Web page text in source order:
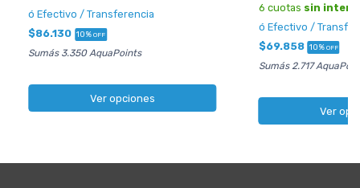
ó Efectivo / Transferencia
$86.130 10% OFF
Sumás 3.350 AquaPoints
Ver opciones
6 cuotas sin
ó Efectivo /
$69.858 10% OFF
Sumás 2.717
Ver